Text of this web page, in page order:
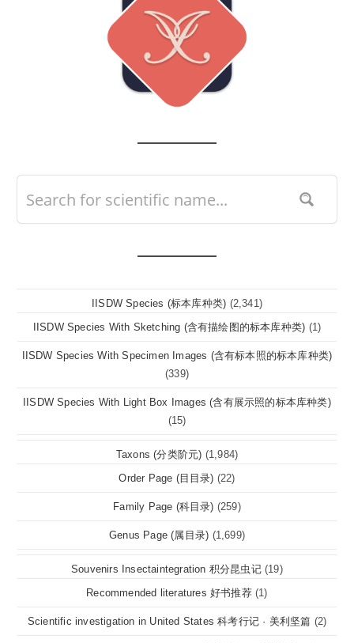
IISDW Species (标本库种类) (2,341)
IISDW Species With Sketching (含有描绘图的标本库种类) (1)
IISDW Species With Specimen Images (含有标本照的标本库种类)
(339)
IISDW Species With Light Box Images (含有展示照的标本库种类)
(15)
Taxons (分类阶元) (1,984)
Order Page (目目录) (22)
Family Page (科目录) (259)
Genus Page (属目录) (1,699)
Souvenirs Insectaintegration 积分昆虫记 (19)
Recommended literatures 好书推荐 (1)
Scientific investigation in United States 科考行记 · 美利坚篇 (2)